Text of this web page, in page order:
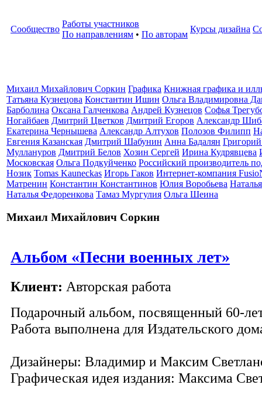
Сообщество
Работы участников
По направлениям • По авторам
Курсы дизайна
Михаил Михайлович Соркин Графика Книжная графика и
Татьяна Кузнецова Константин Ишин Ольга Владимировна
Барболина Оксана Галченкова Андрей Кузнецов Софья
Ногайбаев Дмитрий Цветков Дмитрий Егоров Александр
Екатерина Чернышева Александр Алтухов Полозов Филипп
Евгения Казанская Дмитрий Шабунин Анна Бадалян
Муллануров Дмитрий Белов Хозин Сергей Ирина Кудрявцева
Московская Ольга Подкуйченко Российский производитель
Нозик Tomas Kauneckas Игорь Гаков Интернет-компания
Матренин Константин Константинов Юлия Воробьева
Наталья Федоренкова Тамаз Мургулия Ольга Шеина
Михаил Михайлович Соркин
Альбом «Песни военных лет»
Клиент: Авторская работа
Подарочный альбом, посвященный 60-
Работа выполнена для Издательского
Дизайнеры: Владимир и Максим
Графическая идея издания: Максима